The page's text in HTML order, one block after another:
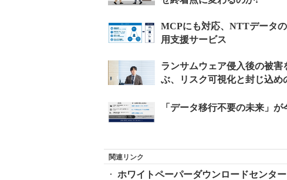
関連リンク
ホワイトペーパーダウンロードセンター